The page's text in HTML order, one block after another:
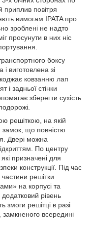
приплив повітря
вимогам IPATA про
зроблені не надто
просунути в них ніс
боксу
виготовлена зі
ковзанню лап
і задньої стінки
зберегти сухість
решіткою, на якій
що повністю
Двері можна
По центру
призначені для
конструкції. Під час
решітки
на корпусі та
рівень
змоги решітці в разі
всередині